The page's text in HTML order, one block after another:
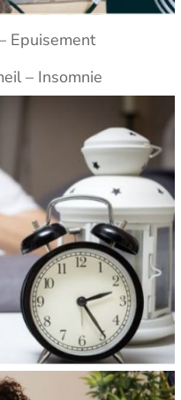
Epuisement
– Insomnie